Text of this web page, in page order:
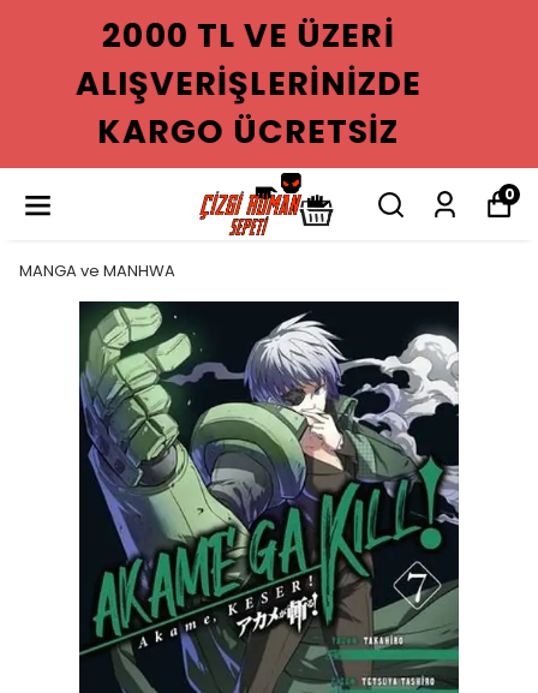
2000 TL VE ÜZERI
ALIŞVERIŞLERINIZDE
KARGO ÜCRETSIZ
0
MANGA ve MANHWA